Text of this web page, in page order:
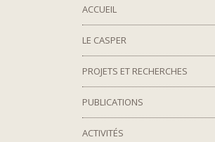
ACCUEIL
LE CASPER
PROJETS ET RECHERCHES
PUBLICATIONS
ACTIVITÉS